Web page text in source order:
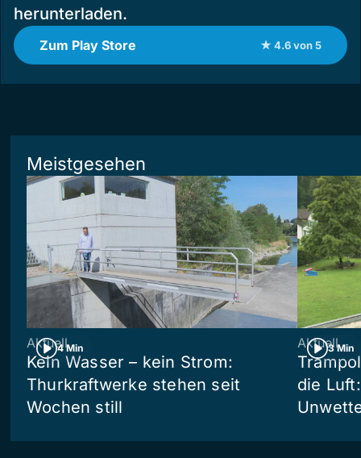
herunterladen.
Zum Play Store ★ 4.6 von 5
Meistgesehen
4 Min
Aktuell
Kein Wasser – kein Strom:
Thurkraftwerke stehen seit
Wochen still
3 Min
Aktuell
die